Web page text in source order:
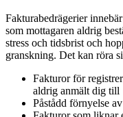
Fakturabedrägerier
som mottagaren aldrig
stress och tidsbrist och
granskning. Det kan röra
Fakturor för
aldrig anmält dig till
Påstådd förnyelse